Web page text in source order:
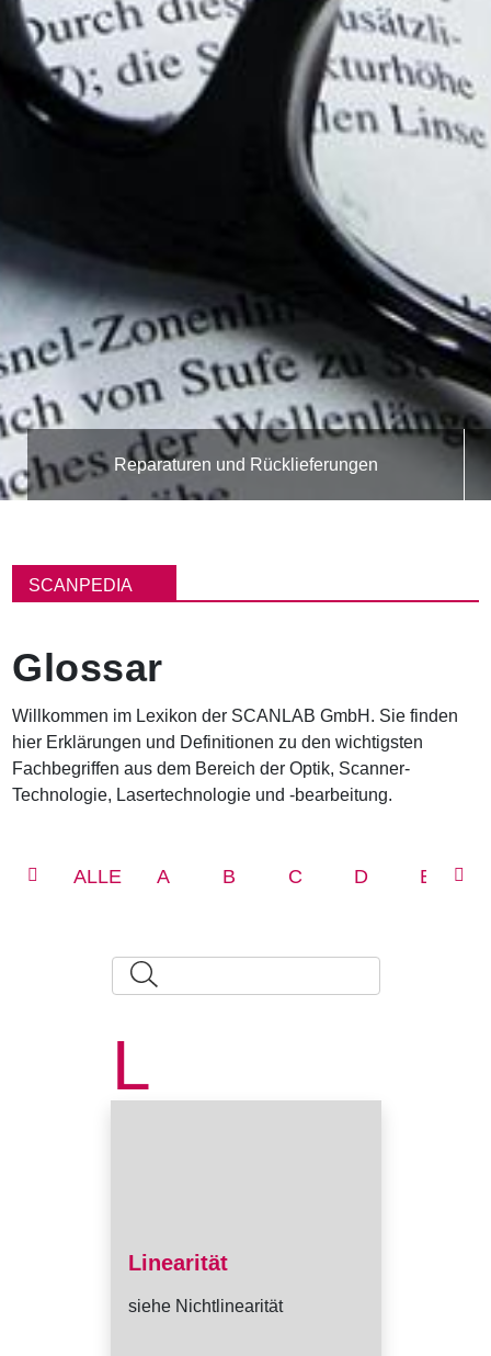
Reparaturen und Rücklieferungen
a
v
i
g
a
t
i
SCANPEDIA
Glossar
Willkommen im Lexikon der SCANLAB GmbH. Sie finden
hier Erklärungen und Definitionen zu den wichtigsten
Fachbegriffen aus dem Bereich der Optik, Scanner-
Technologie, Lasertechnologie und -bearbeitung.
ALLE A B C D E
L
Linearität
siehe Nichtlinearität